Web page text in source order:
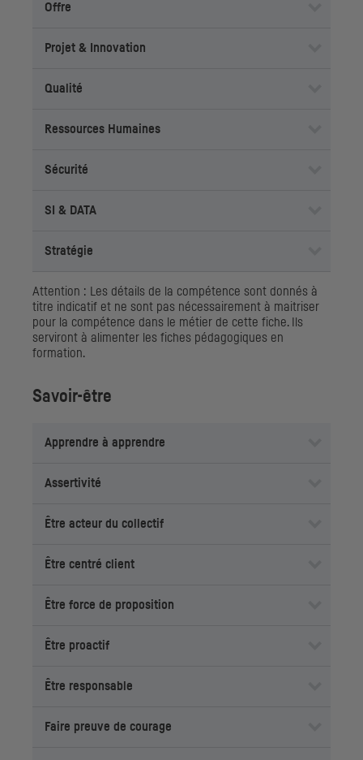
Offre
Projet & Innovation
Qualité
Ressources Humaines
Sécurité
SI & DATA
Stratégie
Attention : Les détails de la compétence sont donnés à
titre indicatif et ne sont pas nécessairement à maitriser
pour la compétence dans le métier de cette fiche. Ils
serviront à alimenter les fiches pédagogiques en
formation.
Savoir-être
Apprendre à apprendre
Assertivité
Être acteur du collectif
Être centré client
Être force de proposition
Être proactif
Être responsable
Faire preuve de courage